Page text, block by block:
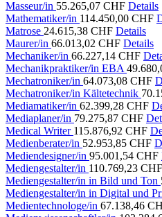
Masseur/in 55.265,07 CHF Details
Mathematiker/in 114.450,00 CHF
Matrose 24.615,38 CHF Details
Maurer/in 66.013,02 CHF Details
Mechaniker/in 66.227,14 CHF
Mechanikpraktiker/in EBA
Mechatroniker/in 64.073,08 CHF
Mechatroniker/in Kältetechnik
Mediamatiker/in 62.399,28 CHF
Mediaplaner/in 79.275,87 CHF
Medical Writer 115.876,92 CHF
Medienberater/in 52.953,85 CHF
Mediendesigner/in 95.001,54 CHF
Mediengestalter/in 110.769,23 CHF
Mediengestalter/in in Bild und Ton
Mediengestalter/in in Digital und
Medientechnologe/in 67.138,46